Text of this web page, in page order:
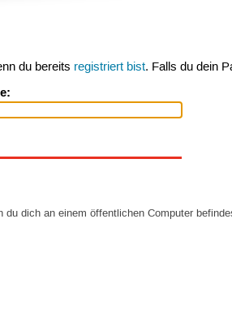
du bereits registriert bist. Falls du dein
dich an einem öffentlichen Computer